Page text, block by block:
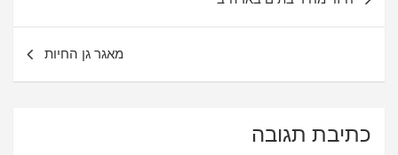
מאגר גן החיות
כתיבת תגובה